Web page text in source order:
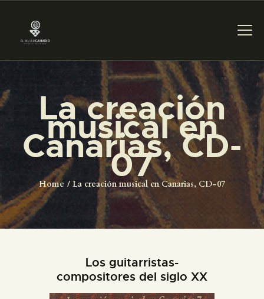
La creación
musical en
Canarias, CD-
07
Home La creación musical en Canarias, CD-07
PREPARAR LA VISITA
ACTIVIDADES
█
EL MUSEO
DIDÁCTICA
Los guitarristas-
compositores del siglo XX